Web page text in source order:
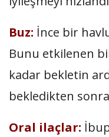
Buz: İnce bir
Bunu etkilenen
kadar bekletin
bekledikten
Oral ilaçlar: